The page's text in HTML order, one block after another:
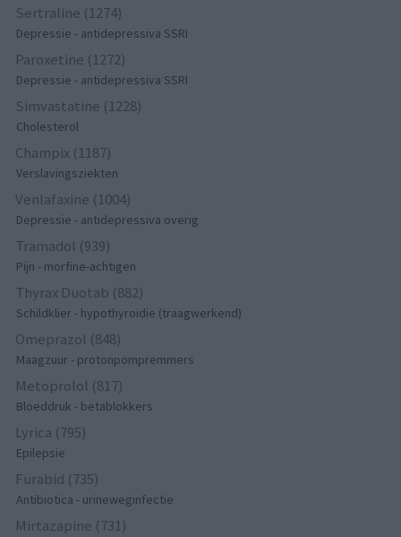
Sertraline (1274)
Depressie - antidepressiva SSRI
Paroxetine (1272)
Depressie - antidepressiva SSRI
Simvastatine (1228)
Cholesterol
Champix (1187)
Verslavingsziekten
Venlafaxine (1004)
Depressie - antidepressiva overig
Tramadol (939)
Pijn - morfine-achtigen
Thyrax Duotab (882)
Schildklier - hypothyroidie (traagwerkend)
Omeprazol (848)
Maagzuur - protonpompremmers
Metoprolol (817)
Bloeddruk - betablokkers
Lyrica (795)
Epilepsie
Furabid (735)
Antibiotica - urineweginfectie
Mirtazapine (731)